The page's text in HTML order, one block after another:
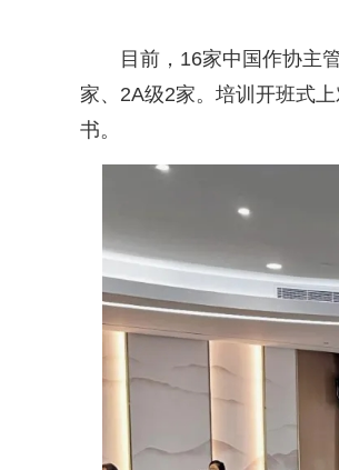
目前，16家中国作协主
家、2A级2家。培训开班式
书。